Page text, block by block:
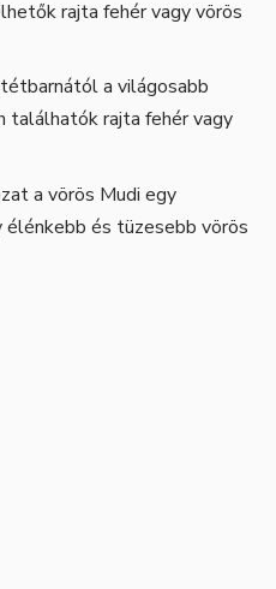
rajta fehér vagy vörös
a világosabb
találhatók rajta fehér vagy
a vörös Mudi egy
és tüzesebb vörös